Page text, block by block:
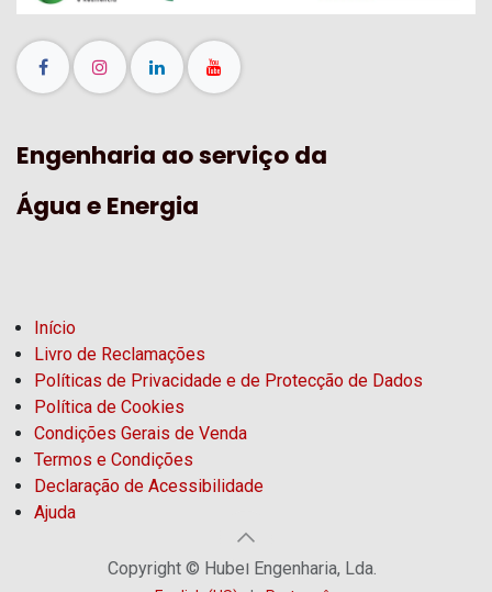
Engenharia ao serviço da
Água e Energia
Início
Livro de Reclamações
Políticas de Privacidade e de Protecção de Dados
Política de Cookies
Condições Gerais de Venda
Termos e Condições
Declaração de Acessibilidade
Ajuda
Copyright © Hubel Engenharia, Lda.